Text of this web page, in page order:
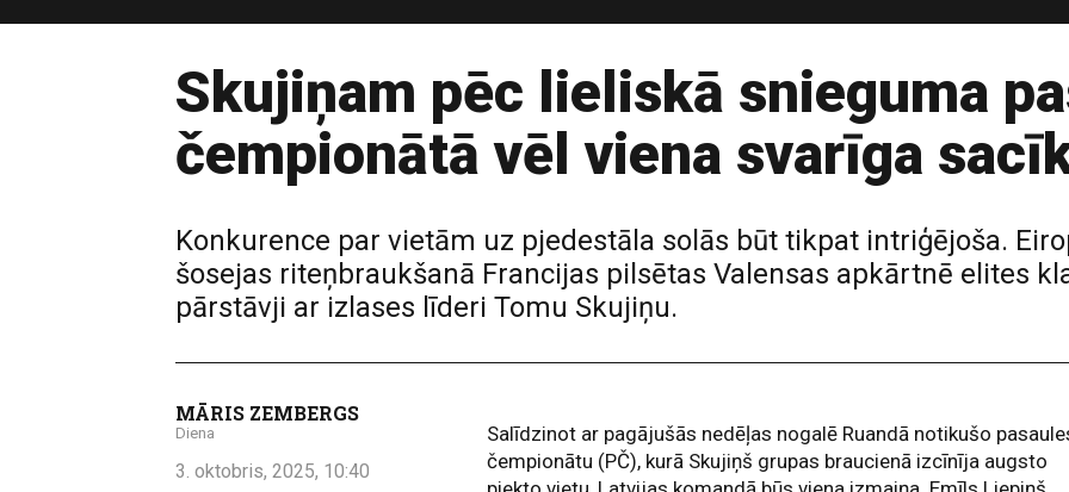
Skujiņam pēc lieliskā snieguma
čempionātā vēl viena svarīga
Konkurence par vietām uz pjedestāla solās būt tikpat intriģējoša.
šosejas riteņbraukšanā Francijas pilsētas Valensas apkārtnē elites
pārstāvji ar izlases līderi Tomu Skujiņu.
MĀRIS ZEMBERGS
Diena
3. oktobris, 2025, 10:40
Salīdzinot ar pagājušās nedēļas nogalē Ruandā notikušo
čempionātu (PČ), kurā Skujiņš grupas braucienā izcīnīja augsto